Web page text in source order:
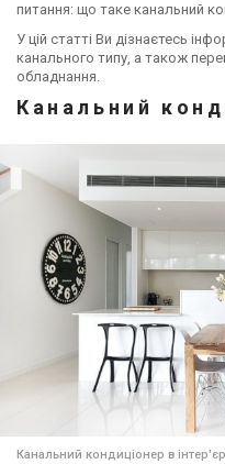
питання: що таке канальний
У цій статті Ви дізнаєтесь
канального типу, а також
обладнання.
Канальний
Канальний кондиціонер в